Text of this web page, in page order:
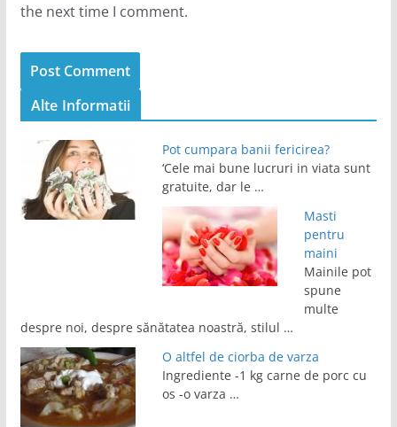
the next time I comment.
Alte Informatii
Pot cumpara banii fericirea?
‘Cele mai bune lucruri in viata sunt
gratuite, dar le …
Masti
pentru
maini
Mainile pot
spune
multe
despre noi, despre sănătatea noastră, stilul …
O altfel de ciorba de varza
Ingrediente -1 kg carne de porc cu
os -o varza …